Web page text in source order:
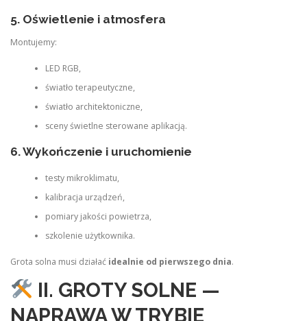
5. Oświetlenie i atmosfera
Montujemy:
LED RGB,
światło terapeutyczne,
światło architektoniczne,
sceny świetlne sterowane aplikacją.
6. Wykończenie i uruchomienie
testy mikroklimatu,
kalibracja urządzeń,
pomiary jakości powietrza,
szkolenie użytkownika.
Grota solna musi działać idealnie od pierwszego dnia.
II. GROTY SOLNE —
NAPRAWA W TRYBIE